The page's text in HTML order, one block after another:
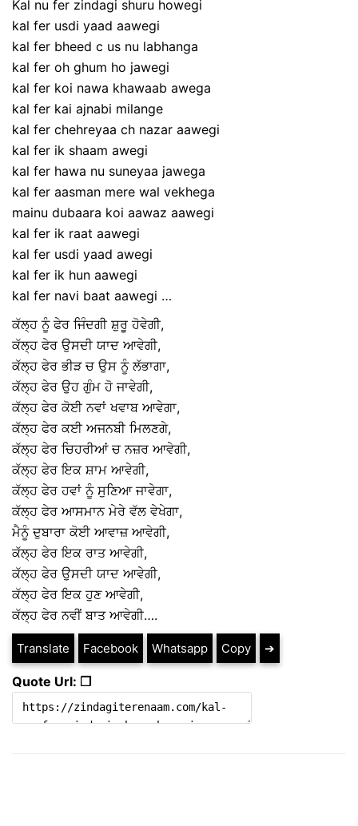
Kal nu fer zindagi shuru howegi
kal fer usdi yaad aawegi
kal fer bheed c us nu labhanga
kal fer oh ghum ho jawegi
kal fer koi nawa khawaab awega
kal fer kai ajnabi milange
kal fer chehreyaa ch nazar aawegi
kal fer ik shaam awegi
kal fer hawa nu suneyaa jawega
kal fer aasman mere wal vekhega
mainu dubaara koi aawaz aawegi
kal fer ik raat aawegi
kal fer usdi yaad awegi
kal fer ik hun aawegi
kal fer navi baat aawegi …
ਕੱਲ੍ਹ ਨੂੰ ਫੇਰ ਜਿੰਦਗੀ ਸ਼ੁਰੂ ਹੋਵੇਗੀ,
ਕੱਲ੍ਹ ਫੇਰ ਉਸਦੀ ਯਾਦ ਆਵੇਗੀ,
ਕੱਲ੍ਹ ਫੇਰ ਭੀੜ ਚ ਉਸ ਨੂੰ ਲੱਭਾਗਾ,
ਕੱਲ੍ਹ ਫੇਰ ਉਹ ਗੁੰਮ ਹੋ ਜਾਵੇਗੀ,
ਕੱਲ੍ਹ ਫੇਰ ਕੋਈ ਨਵਾਂ ਖਵਾਬ ਆਵੇਗਾ,
ਕੱਲ੍ਹ ਫੇਰ ਕਈ ਅਜਨਬੀ ਮਿਲਣਗੇ,
ਕੱਲ੍ਹ ਫੇਰ ਚਿਹਰੀਆਂ ਚ ਨਜ਼ਰ ਆਵੇਗੀ,
ਕੱਲ੍ਹ ਫੇਰ ਇਕ ਸ਼ਾਮ ਆਵੇਗੀ,
ਕੱਲ੍ਹ ਫੇਰ ਹਵਾਂ ਨੂੰ ਸੁਣਿਆ ਜਾਵੇਗਾ,
ਕੱਲ੍ਹ ਫੇਰ ਆਸਮਾਨ ਮੇਰੇ ਵੱਲ ਵੇਖੇਗਾ,
ਮੈਨੂੰ ਦੁਬਾਰਾ ਕੋਈ ਆਵਾਜ਼ ਆਵੇਗੀ,
ਕੱਲ੍ਹ ਫੇਰ ਇਕ ਰਾਤ ਆਵੇਗੀ,
ਕੱਲ੍ਹ ਫੇਰ ਉਸਦੀ ਯਾਦ ਆਵੇਗੀ,
ਕੱਲ੍ਹ ਫੇਰ ਇਕ ਹੁਣ ਆਵੇਗੀ,
ਕੱਲ੍ਹ ਫੇਰ ਨਵੀਂ ਬਾਤ ਆਵੇਗੀ….
Translate Facebook Whatsapp Copy ➔
Quote Url: ❐